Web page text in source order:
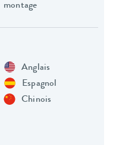
montage
Anglais
Espagnol
Chinois